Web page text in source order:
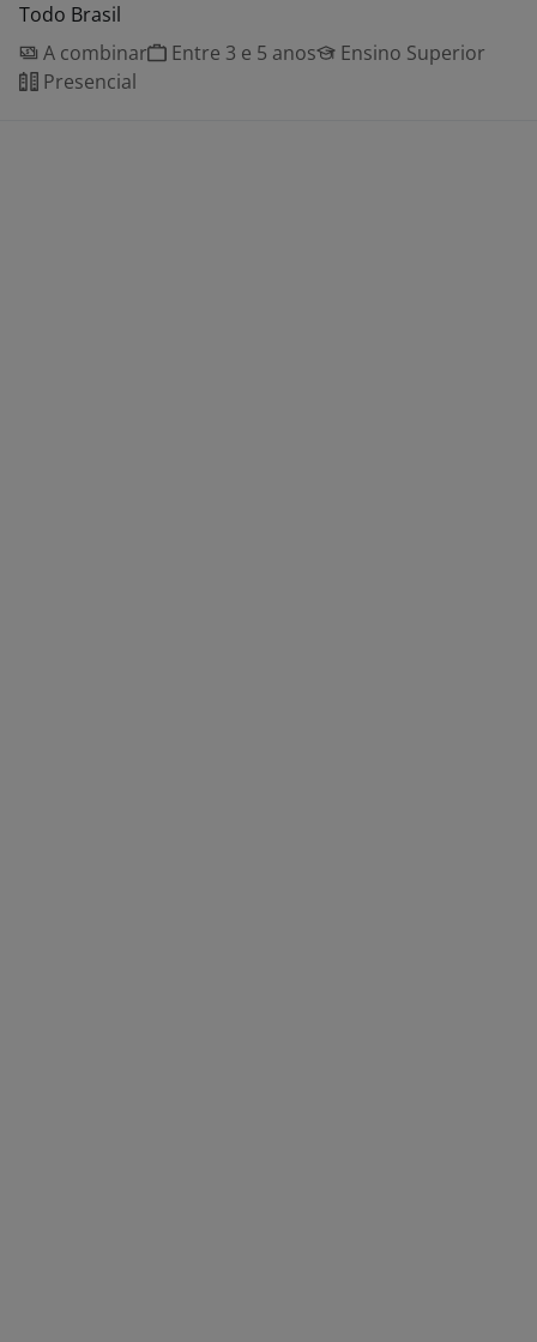
Todo Brasil
A combinar
Entre 3 e 5 anos
Ensino Superior
Presencial